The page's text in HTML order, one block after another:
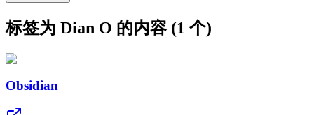
标签为 Dian O 的内容 (1 个)
Obsidian